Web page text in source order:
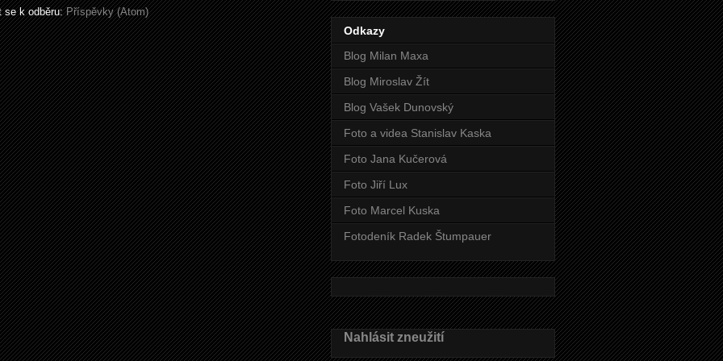
se k odběru:Příspěvky (Atom)
Odkazy
Blog Milan Maxa
Blog Miroslav Žít
Blog Vašek Dunovský
Foto a videa Stanislav Kaska
Foto Jana Kučerová
Foto Jiří Lux
Foto Marcel Kuska
Fotodeník Radek Štumpauer
Nahlásit zneužití